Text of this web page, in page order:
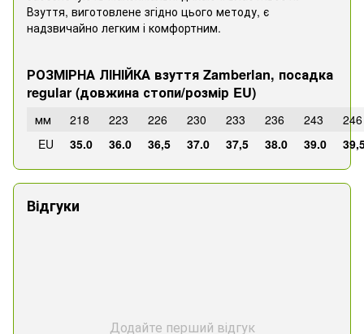
Взуття, виготовлене згідно цього методу, є
надзвичайно легким і комфортним.
РОЗМІРНА ЛІНІЙКА взуття Zamberlan, посадка
regular (довжина стопи/розмір EU)
мм 218 223 226 230 233 236 243
246
EU
35.0 36.0 36,5 37.0 37,5 38.0 39.0
Відгуки
Додайте перший відгук